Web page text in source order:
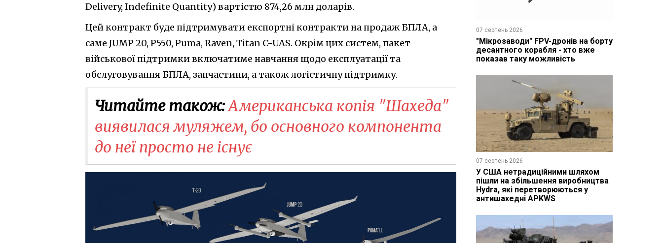
Delivery, Indefinite Quantity) вартістю 874,26 млн доларів.
Цей контракт буде підтримувати експортні контракти на продаж БПЛА, а
саме JUMP 20, P550, Puma, Raven, Titan C-UAS. Окрім цих систем, пакет
військової підтримки включатиме навчання щодо експлуатації та
обслуговування БПЛА, запчастини, а також логістичну підтримку.
Читайте також:Американська копія "Шахеда"
виявилася муляжем, бо основного компонента
до неї просто не існує
07 серпень 2026
"Мікрозаводи" FPV-дронів на борту
десантного корабля - хто вже
показав таку можливість
07 серпень 2026
У США нетрадиційними шляхом
пішли на збільшення виробництва
Hydra, які перетворюються у
антишахедні APKWS